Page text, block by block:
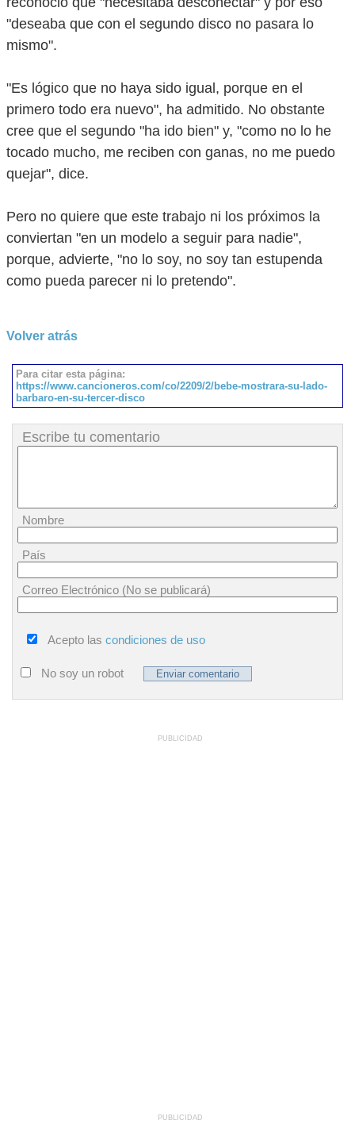
"deseaba que con el segundo disco no pasara lo
mismo".
"Es lógico que no haya sido igual, porque en el
primero todo era nuevo", ha admitido. No obstante
cree que el segundo "ha ido bien" y, "como no lo he
tocado mucho, me reciben con ganas, no me puedo
quejar", dice.
Pero no quiere que este trabajo ni los próximos la
conviertan "en un modelo a seguir para nadie",
porque, advierte, "no lo soy, no soy tan estupenda
como pueda parecer ni lo pretendo".
Volver atrás
Para citar esta página:
https://www.cancioneros.com/co/2209/2/bebe-mostrara-su-lado-
barbaro-en-su-tercer-disco
Escribe tu comentario
Nombre
País
Correo Electrónico (No se publicará)
Acepto las condiciones de uso
No soy un robot
PUBLICIDAD
PUBLICIDAD